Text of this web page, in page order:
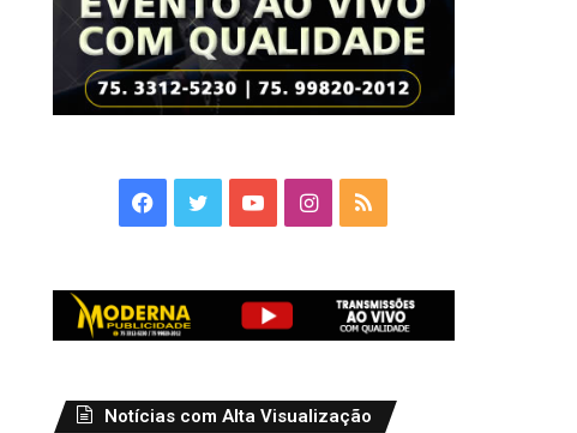
Facebook
TwitterYouTubeInstagram
RSS
Notícias com Alta Visualização